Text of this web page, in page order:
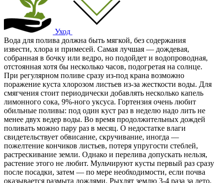
Уход
Вода для полива должна быть мягкой, без содержания
извести, хлора и примесей. Самая лучшая — дождевая,
собранная в бочку или ведро, но подойдет и водопроводная,
отстоянная хотя бы несколько часов, подогретая на солнце.
При регулярном поливе сразу из-под крана возможно
поражение куста хлорозом листьев из-за жесткости воды. Для
смягчения стоит периодически добавлять несколько капель
лимонного сока, 9%-ного уксуса. Гортензия очень любит
обильные поливы: под один куст раз в неделю надо лить не
менее двух ведер воды. Во время продолжительных дождей
поливать можно пару раз в месяц. О недостатке влаги
свидетельствует обвисание, скручивание, иногда —
пожелтение кончиков листьев, потеря упругости стеблей,
растрескивание земли. Однако и перелива допускать нельзя,
растение этого не любит. Мульчируют кусты первый раз сразу
после посадки, затем — по мере необходимости, если почва
оказывается размыта дождями. Рыхлят землю 3-4 раза за лето,